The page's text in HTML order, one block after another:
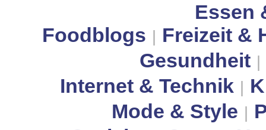
Essen
Foodblogs
Freizeit &
Gesundheit
Internet & Technik
Mode & Style